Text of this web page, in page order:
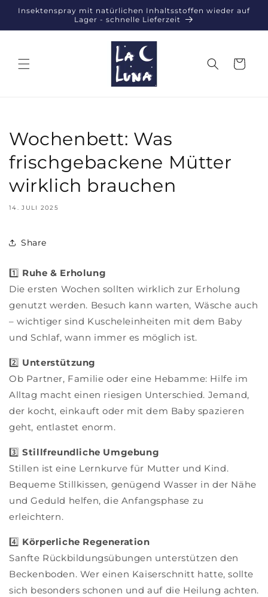
zum
Insektenspray mit natürlichen Inhaltsstoffen wieder auf
Lager - schnelle Lieferzeit
Warenkorb
Wochenbett: Was
frischgebackene Mütter
wirklich brauchen
14. JULI 2025
Share
1️⃣ Ruhe & Erholung
Die ersten Wochen sollten wirklich zur Erholung
genutzt werden. Besuch kann warten, Wäsche auch
– wichtiger sind Kuscheleinheiten mit dem Baby
und Schlaf, wann immer es möglich ist.
2️⃣ Unterstützung
Ob Partner, Familie oder eine Hebamme: Hilfe im
Alltag macht einen riesigen Unterschied. Jemand,
der kocht, einkauft oder mit dem Baby spazieren
geht, entlastet enorm.
3️⃣Stillfreundliche Umgebung
Stillen ist eine Lernkurve für Mutter und Kind.
Bequeme Stillkissen, genügend Wasser in der Nähe
und Geduld helfen, die Anfangsphase zu
erleichtern.
4️⃣ Körperliche Regeneration
Sanfte Rückbildungsübungen unterstützen den
Beckenboden. Wer einen Kaiserschnitt hatte, sollte
sich besonders schonen und auf die Heilung achten.